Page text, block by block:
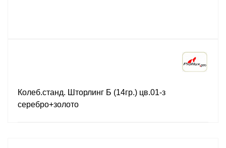
Колеб.станд. Шторлинг Б (14гр.) цв.01-з
серебро+золото